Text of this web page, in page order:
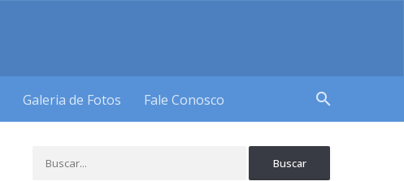
Galeria de Fotos Fale Conosco search